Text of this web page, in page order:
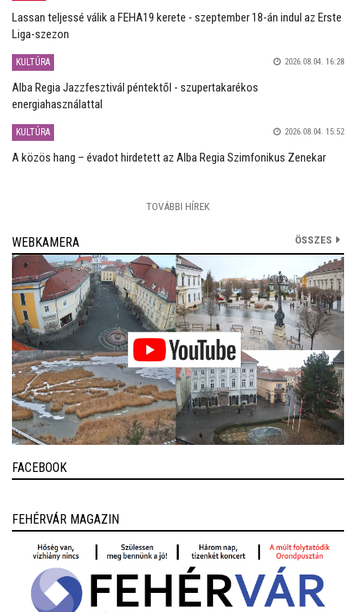
Lassan teljessé válik a FEHA19 kerete - szeptember 18-án indul az Erste
Liga-szezon
KULTÚRA 2026.08.04. 16:28
Alba Regia Jazzfesztivál péntektől - szupertakarékos
energiahasználattal
KULTÚRA 2026.08.04. 15:52
A közös hang – évadot hirdetett az Alba Regia Szimfonikus Zenekar
TOVÁBBI HÍREK
WEBKAMERA ÖSSZES
FACEBOOK
FEHÉRVÁR MAGAZIN